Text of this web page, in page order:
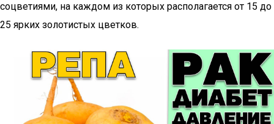
соцветиями, на каждом из которых располагается от 15 до
25 ярких золотистых цветков.